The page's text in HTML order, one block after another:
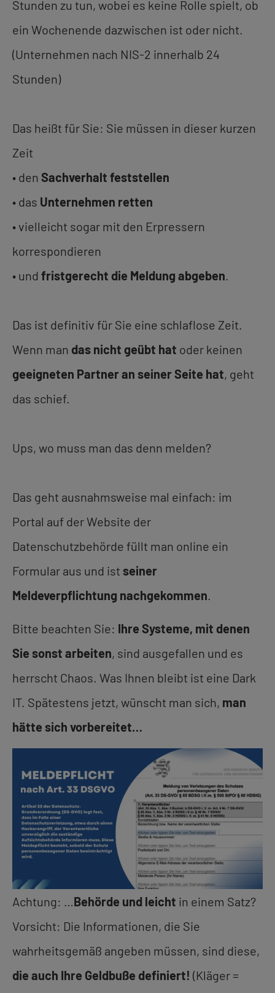
Stunden zu tun, wobei es keine Rolle spielt, ob
ein Wochenende dazwischen ist oder nicht.
(Unternehmen nach NIS-2 innerhalb 24
Stunden)
Das heißt für Sie: Sie müssen in dieser kurzen
Zeit
• den Sachverhalt feststellen
• das Unternehmen retten
• vielleicht sogar mit den Erpressern
korrespondieren
• und fristgerecht die Meldung abgeben.
Das ist definitiv für Sie eine schlaflose Zeit.
Wenn man das nicht geübt hat oder keinen
geeigneten Partner an seiner Seite hat, geht
das schief.
Ups, wo muss man das denn melden?
Das geht ausnahmsweise mal einfach: im
Portal auf der Website der
Datenschutzbehörde füllt man online ein
Formular aus und ist seiner
Meldeverpflichtung nachgekommen.
Bitte beachten Sie: Ihre Systeme, mit denen
Sie sonst arbeiten, sind ausgefallen und es
herrscht Chaos. Was Ihnen bleibt ist eine Dark
IT. Spätestens jetzt, wünscht man sich, man
hätte sich vorbereitet…
Achtung: …Behörde und leicht in einem Satz?
Vorsicht: Die Informationen, die Sie
wahrheitsgemäß angeben müssen, sind diese,
die auch Ihre Geldbuße definiert! (Kläger =